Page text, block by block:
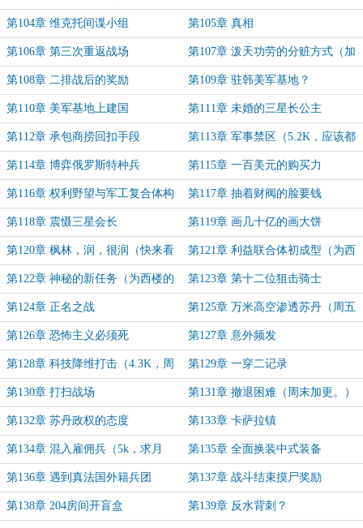
票！）
第104章 维克托间谍小组 第105章 真相
第106章 第三次重返战场 第107章 泼天功劳的分赃方式（加
更求月票！）
第108章 二排战后的奖励 第109章 驻韩美军基地？
第110章 美军基地上建国 第111章 未婚的三星长公主
第112章 承包商捞回扣手段
（3.8K，求月票。）
第113章 军事禁区（5.2K，应该都
看的起吧。）
第114章 博弈俄罗斯特种兵
（5.5K，看来看得起。）
第115章 一百美元的购买力
（4.6K，求月票~）
第116章 权利野望与军工复合体构
想（5K，求月票~）
第117章 抽着财阀的脸要钱
第118章 震慑三星会长 第119章 画几十亿的画大饼
第120章 枫林，润，很润（快来看
吧！）
第121章 利益联合体初成型（为西
楼的烟梧盟主加更~求订阅。）
第122章 神秘的新任务（为西楼的
烟梧盟主加更~求订阅。）
第123章 第十二位狙击骑士
第124章 正名之战 第125章 万米高空渗透苏丹（周五
加更~~求月票！）
第126章 恐怖主义必须死 第127章 意外频发
第128章 科技降维打击（4.3K，周
末加更）
第129章 一穿二记录
第130章 打扫战场 第131章 撤退困难（周末加更。）
第132章 苏丹政权的态度 第133章 卡萨拉镇
第134章 混入雇佣兵（5k，求月
票！）
第135章 全面换装中式装备
（5.6k，求月票）
第136章 遇到真法国外籍兵团
（4.4K，求月票～～）
第137章 战斗结束摸尸奖励
（5.8K，求月票～）
第138章 204房间开盲盒 第139章 反水背刺？